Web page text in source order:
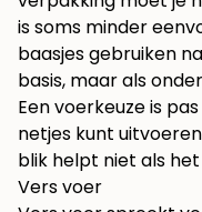
is soms minder
baasjes gebruiken
basis, maar als
Een voerkeuze is
netjes kunt
blik helpt niet als
Vers voer